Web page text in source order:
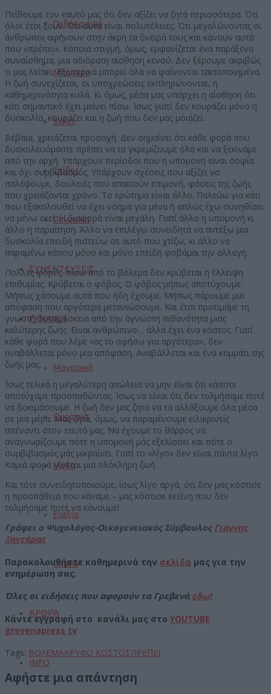
Ποδόσφαιρο
Μπάσκετ
Βόλεϊ
Στίβος
Πυγμαχία
ΣΥΝΕΝΤΕΥΞΕΙΣ
ΓΥΝΑΙΚΑ
Μαγειρική
Ομορφιά
Μόδα
Ευεξία
Gossip
ΆΡΘΡΑ
INFO
Πείθουμε τον εαυτό μας ότι δεν αξίζει να ζητά περισσότερα. Ότι
όλοι έτσι ζουν. Ότι αυτά είναι πολυτέλειες. Ότι μεγαλώνοντας οι
άνθρωποι αφήνουν στην άκρη τα όνειρά τους και κάνουν αυτό
που «πρέπει». Κάποια στιγμή, όμως, εμφανίζεται ένα παράξενο
συναίσθημα, μια αδιόρατη αίσθηση κενού. Δεν ξέρουμε ακριβώς
τι μας λείπει. Εξωτερικά μπορεί όλα να φαίνονται τακτοποιημένα.
Η ζωή συνεχίζεται, οι υποχρεώσεις εκπληρώνονται, η
καθημερινότητα κυλά. Κι όμως, μέσα μας υπάρχει η αίσθηση ότι
κάτι σημαντικό έχει μείνει πίσω. Ίσως γιατί δεν κουράζει μόνο η
δυσκολία, κουράζει και η ζωή που δεν μας μοιάζει.
Βέβαια, χρειάζεται προσοχή. Δεν σημαίνει ότι κάθε φορά που
δυσκολευόμαστε πρέπει να τα γκρεμίζουμε όλα και να ξεκινάμε
από την αρχή. Υπάρχουν περίοδοι που η υπομονή είναι σοφία
και όχι συμβιβασμός. Υπάρχουν σχέσεις που αξίζει να
παλέψουμε, δουλειές που απαιτούν επιμονή, φάσεις της ζωής
που χρειάζονται χρόνο. Το ερώτημα είναι άλλο. Παλεύω για κάτι
που εξακολουθεί να έχει νόημα για μένα ή απλώς έχω συνηθίσει
να μένω εκεί; Η διαφορά είναι μεγάλη. Γιατί άλλο η υπομονή κι
άλλο η παραίτηση. Άλλο να επιλέγω συνειδητά να αντέξω μια
δυσκολία επειδή πιστεύω σε αυτό που χτίζω, κι άλλο να
παραμένω κάπου μόνο και μόνο επειδή φοβάμαι την αλλαγή.
Πολλές φορές, πίσω από το βόλεμα δεν κρύβεται η έλλειψη
επιθυμίας. Κρύβεται ο φόβος. Ο φόβος μήπως αποτύχουμε.
Μήπως χάσουμε αυτά που ήδη έχουμε. Μήπως πάρουμε μια
απόφαση που αργότερα μετανιώσουμε. Και έτσι προτιμάμε τη
γνωστή δυσαρέσκεια από την άγνωστη πιθανότητα μιας
καλύτερης ζωής. Είναι ανθρώπινο… άλλά έχει ένα κόστος. Γιατί
κάθε φορά που λέμε «ας το αφήσω για αργότερα», δεν
αναβάλλεται μόνο μια απόφαση. Αναβάλλεται και ένα κομμάτι της
ζωής μας.
Ίσως τελικά η μεγαλύτερη απώλεια να μην είναι ότι κάποτε
αποτύχαμε προσπαθώντας. Ίσως να είναι ότι δεν τολμήσαμε ποτέ
να δοκιμάσουμε. Η ζωή δεν μας ζητά να τα αλλάξουμε όλα μέσα
σε μια μέρα. Μας ζητά, όμως, να παραμένουμε ειλικρινείς
απέναντι στον εαυτό μας. Να έχουμε το θάρρος να
αναγνωρίζουμε πότε η υπομονή μάς εξελίσσει και πότε ο
συμβιβασμός μάς μικραίνει. Γιατί το «λίγο» δεν είναι πάντα λίγο.
Καμιά φορά γίνεται μια ολόκληρη ζωή…
Και τότε συνειδητοποιούμε, ίσως λίγο αργά, ότι δεν μας κόστισε
η προσπάθεια που κάναμε – μας κόστισε εκείνη που δεν
τολμήσαμε ποτέ να κάνουμε!
Γράφει ο Ψυχολόγος-Οικογενειακός Σύμβουλος Γιάννης
Ξηντάρας
Παρακολουθήστε καθημερινά την σελίδα μας για την
ενημέρωση σας.
Όλες οι ειδήσεις που αφορούν τα Γρεβενάεδω!
Κάντε εγγραφή στο κανάλι μας στο YOUTUBE
grevenapress tv
Tags: ΒΟΛΕΜΑΚΡΥΦΟ ΚΟΣΤΟΣΠΡΕΠΕΙ
Αφήστε μια απάντηση